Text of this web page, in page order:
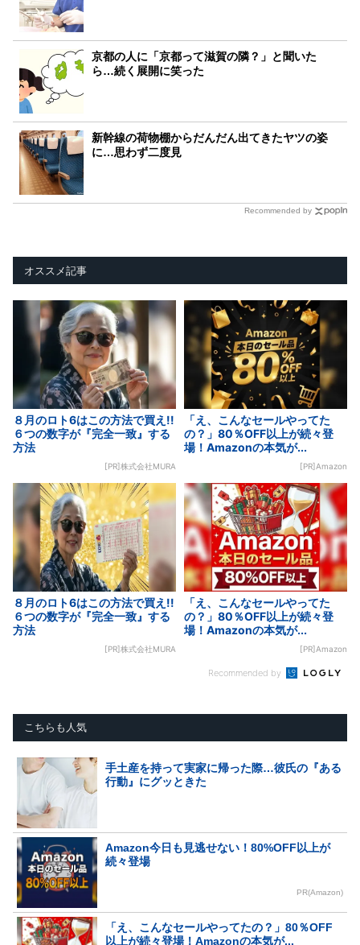
京都の人に「京都って滋賀の隣？」と聞いた
ら…続く展開に笑った
新幹線の荷物棚からだんだん出てきたヤツの姿
に…思わず二度見
Recommended by
オススメ記事
８月のロト6はこの方法で買え!!
６つの数字が『完全一致』する
方法
[PR]株式会社MURA
「え、こんなセールやってた
の？」80％OFF以上が続々登
場！Amazonの本気が...
[PR]Amazon
８月のロト6はこの方法で買え!!
６つの数字が『完全一致』する
方法
[PR]株式会社MURA
「え、こんなセールやってた
の？」80％OFF以上が続々登
場！Amazonの本気が...
[PR]Amazon
Recommended by
こちらも人気
手土産を持って実家に帰った際…彼氏の『ある
行動』にグッときた
Amazon今日も見逃せない！80%OFF以上が
続々登場
PR(Amazon)
「え、こんなセールやってたの？」80％OFF
以上が続々登場！Amazonの本気が...